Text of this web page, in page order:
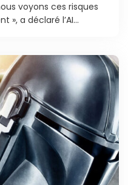
voyons ces risques
», a déclaré l’AI...